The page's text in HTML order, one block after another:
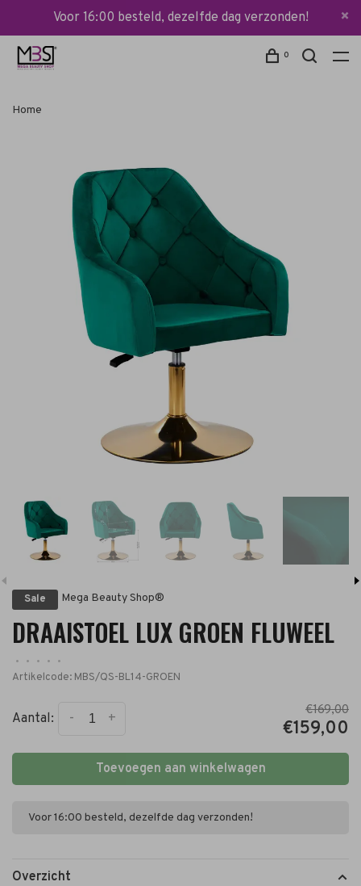
Voor 16:00 besteld, dezelfde dag verzonden!
0
Home
Sale Mega Beauty Shop®
DRAAISTOEL LUX GROEN FLUWEEL
• • • •
•
Artikelcode: MBS/QS-BL14-GROEN
Aantal: +
-
€169,00
€159,00
Toevoegen aan winkelwagen
Voor 16:00 besteld, dezelfde dag verzonden!
Overzicht